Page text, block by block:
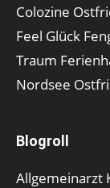
Colozine
Feel Glück
Traum
Nordsee
Blogroll
Allgemeinarzt